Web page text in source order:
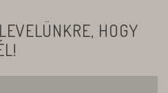
HOGY